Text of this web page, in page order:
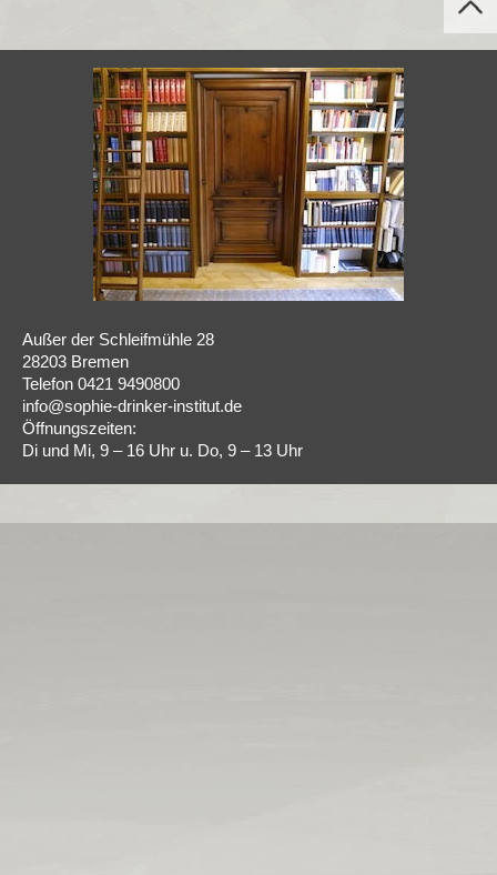
Außer der Schleifmühle 28
28203 Bremen
Telefon 0421 9490800
info@sophie-drinker-institut.de
Öffnungszeiten:
Di und Mi, 9 – 16 Uhr u. Do, 9 – 13 Uhr